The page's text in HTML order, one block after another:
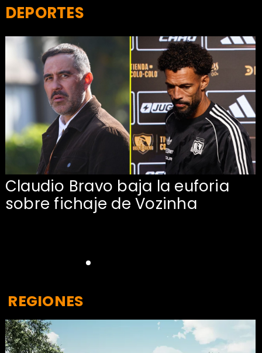
Claudio Bravo baja la euforia
sobre fichaje de Vozinha
DEPORTES
REGIONES